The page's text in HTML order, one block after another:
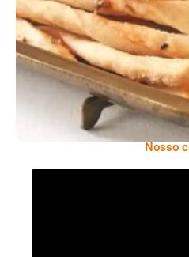
Comer Bem:
Nosso